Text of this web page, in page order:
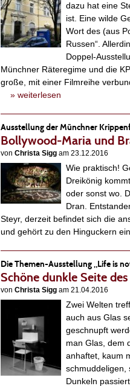
dazu hat eine
ist. Eine wilde
Wort des (aus
Russen“.
Doppel-
Münchner Räteregime und die
große, mit einer Filmreihe
» weiterlesen
Ausstellung der Münchner
Bollywood-Maria und
von Christa Sigg am 23.12.2016
Wie praktisch!
Dreikönig
oder sonst wo.
Dran.
Steyr, derzeit befindet sich die
und gehört zu den Hinguckern
Die Themen-Ausstellung „Life is
Schöne dunkle Seite des
von Christa Sigg am 21.04.2016
Zwei Welten
auch aus Glas
geschnupft
man Glas, dem
anhaftet, kaum
schmuddeligen,
Dunkeln